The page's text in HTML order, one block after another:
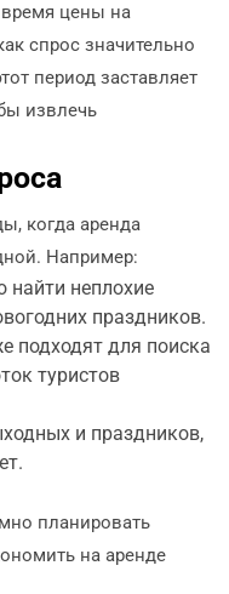
время цены на
спрос значительно
период заставляет
извлечь
когда аренда
Например:
найти неплохие
праздников.
подходят для поиска
туристов
и праздников,
планировать
на аренде